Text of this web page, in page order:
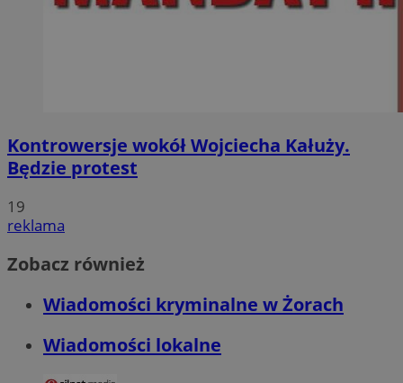
Kontrowersje wokół Wojciecha Kałuży.
Będzie protest
19
reklama
Zobacz również
Wiadomości kryminalne w Żorach
Wiadomości lokalne